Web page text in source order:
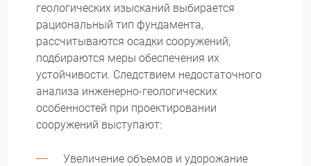
геологических изысканий выбирается
рациональный тип фундамента,
рассчитываются осадки сооружений,
подбираются меры обеспечения их
устойчивости. Следствием недостаточного
анализа инженерно-геологических
особенностей при проектировании
сооружений выступают:
Увеличение объемов и удорожание